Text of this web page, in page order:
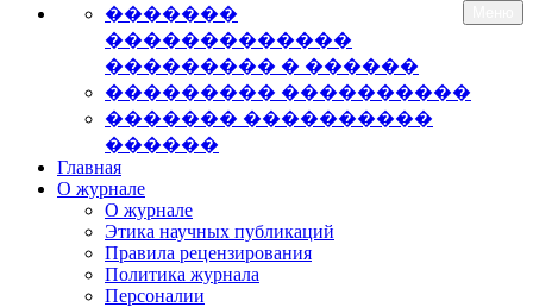
�������
�������������
��������� � ������
��������� ����������
������� ����������
������
Главная
О журнале
О журнале
Этика научных публикаций
Правила рецензирования
Политика журнала
Персоналии